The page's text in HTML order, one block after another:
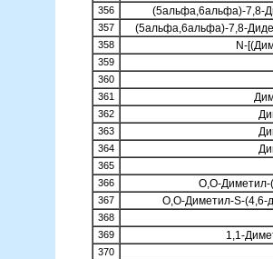
356 (5альфа,6альфа)-7,8-
357 (5альфа,6альфа)-7,8-
358 N-
359
360
361
362
363
364
365
366
O,O-Диметил-
367 O,O-Диметил-S-
368
369
1,1-
370